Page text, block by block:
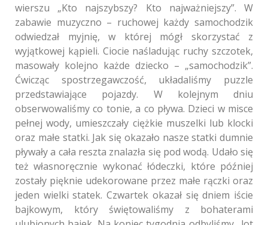
wierszu „Kto najszybszy? Kto najważniejszy”. W
zabawie muzyczno – ruchowej każdy samochodzik
odwiedzał myjnię, w której mógł skorzystać z
wyjątkowej kąpieli. Ciocie naśladując ruchy szczotek,
masowały kolejno każde dziecko – „samochodzik”.
Ćwicząc spostrzegawczość, układaliśmy puzzle
przedstawiające pojazdy. W kolejnym dniu
obserwowaliśmy co tonie, a co pływa. Dzieci w misce
pełnej wody, umieszczały ciężkie muszelki lub klocki
oraz małe statki. Jak się okazało nasze statki dumnie
pływały a cała reszta znalazła się pod wodą. Udało się
też własnoręcznie wykonać łódeczki, które później
zostały pięknie udekorowane przez małe rączki oraz
jeden wielki statek. Czwartek okazał się dniem iście
bajkowym, który świętowaliśmy z bohaterami